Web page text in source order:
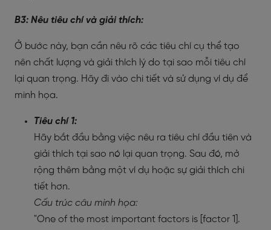
B3: Nêu tiêu chí và giải thích:
Ở bước này, bạn cần nêu rõ các tiêu chí cụ thể tạo
nên chất lượng và giải thích lý do tại sao mỗi tiêu chí
lại quan trọng. Hãy đi vào chi tiết và sử dụng ví dụ để
minh họa.
Tiêu chí 1:
Hãy bắt đầu bằng việc nêu ra tiêu chí đầu tiên và
giải thích tại sao nó lại quan trọng. Sau đó, mở
rộng thêm bằng một ví dụ hoặc sự giải thích chi
tiết hơn.
Cấu trúc câu minh họa:
"One of the most important factors is [factor 1].